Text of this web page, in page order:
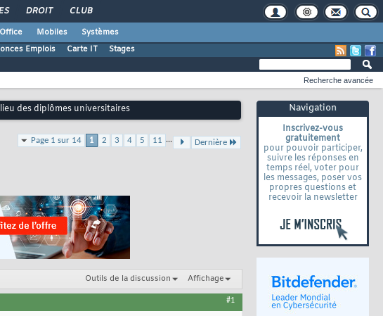
DROIT CLUB
Office Mobiles
Systèmes
Emplois Carte IT Stages
Navigation
Inscrivez-vous
gratuitement
pour pouvoir participer,
suivre les réponses en
temps réel, voter pour
les messages, poser vos
propres questions et
recevoir la newsletter
Recherche avancée
des diplômes universitaires
Page 1 sur 14 1 2 3 4 5 11 ... Dernière
Outils de la discussion Affichage
#1